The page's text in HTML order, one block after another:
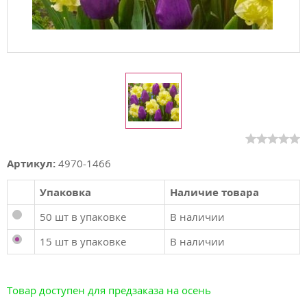
Артикул: 4970-1466
Упаковка
Наличие товара
50 шт в упаковке
В наличии
15 шт в упаковке
В наличии
Товар доступен для предзаказа на осень